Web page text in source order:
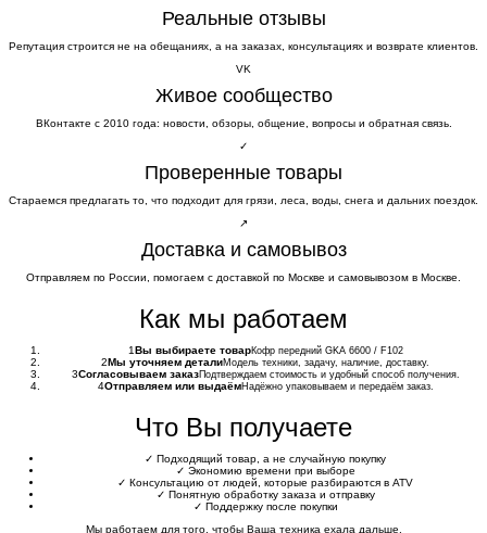
Реальные отзывы
Репутация строится не на обещаниях, а на заказах, консультациях и возврате клиентов.
VK
Живое сообщество
ВКонтакте с 2010 года: новости, обзоры, общение, вопросы и обратная связь.
✓
Проверенные товары
Стараемся предлагать то, что подходит для грязи, леса, воды, снега и дальних поездок.
↗
Доставка и самовывоз
Отправляем по России, помогаем с доставкой по Москве и самовывозом в Москве.
Как мы работаем
1 Вы выбираете товарКофр передний GKA 6600 / F102
2 Мы уточняем деталиМодель техники, задачу, наличие, доставку.
3Согласовываем заказПодтверждаем стоимость и удобный способ получения.
4Отправляем или выдаёмНадёжно упаковываем и передаём заказ.
Что Вы получаете
✓ Подходящий товар, а не случайную покупку
✓ Экономию времени при выборе
✓ Консультацию от людей, которые разбираются в ATV
✓ Понятную обработку заказа и отправку
✓ Поддержку после покупки
Мы работаем для того, чтобы Ваша техника ехала дальше.